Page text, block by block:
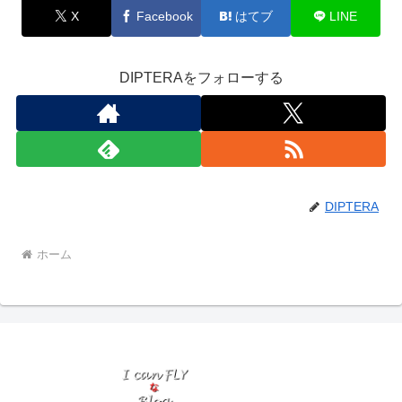
X Facebook はてブ LINE
DIPTERAをフォローする
DIPTERA
ホーム